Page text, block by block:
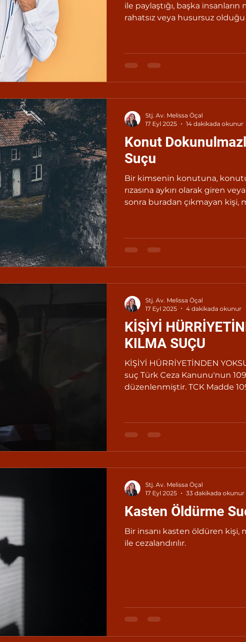
ile paylaştığı, başka
rahatsız veya husursuz
Konut
Suçu
Bir kimsenin konutuna,
rızasına aykırı olarak giren
sonra buradan çıkmayan kişi,
Stj. Av. Melissa Öçal
17 Eyl 2025
14 dakikada okunur
KİŞİYİ
KILMA SUÇU
KİŞİYİ HÜRRİYETİNDEN
suç Türk Ceza Kanunu'nun
düzenlenmiştir. TCK Madde 109 (1) Bir
Stj. Av. Melissa Öçal
17 Eyl 2025
4 dakikada okunur
Kasten Öldürme
Bir insanı kasten öldüren kişi,
ile cezalandırılır.
Stj. Av. Melissa Öçal
17 Eyl 2025
33 dakikada okunur